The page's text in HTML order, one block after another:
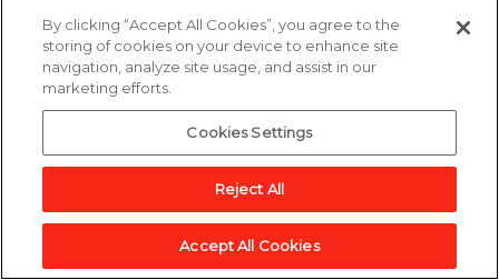
影票好禮即享券
3,857點
加入兌換清單
影票套餐好禮即享券
加入兌換清單
By clicking “Accept All Cookies”, you agree to the
storing of cookies on your device to enhance site
navigation, analyze site usage, and assist in our
marketing efforts.
Cookies Settings
Reject All
Accept All Cookies